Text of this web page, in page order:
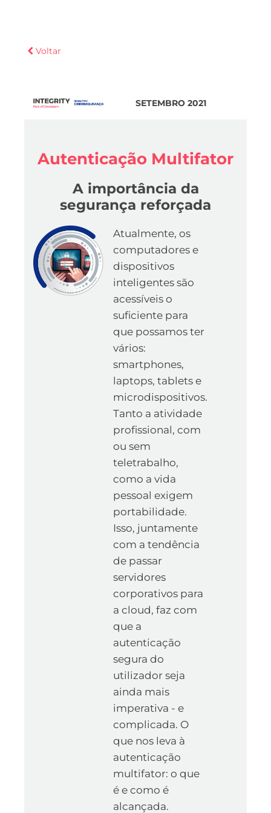
Voltar
SETEMBRO 2021
Autenticação Multifator
A importância da
segurança reforçada
Atualmente, os
computadores e
dispositivos
inteligentes são
acessíveis o
suficiente para
que possamos ter
vários:
smartphones,
laptops, tablets e
microdispositivos.
Tanto a atividade
profissional, com
ou sem
teletrabalho,
como a vida
pessoal exigem
portabilidade.
Isso, juntamente
com a tendência
de passar
servidores
corporativos para
a cloud, faz com
que a
autenticação
segura do
utilizador seja
ainda mais
imperativa - e
complicada. O
que nos leva à
autenticação
multifator: o que
é e como é
alcançada.